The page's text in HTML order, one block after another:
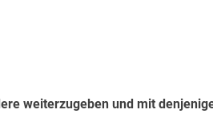
weiterzugeben und mit